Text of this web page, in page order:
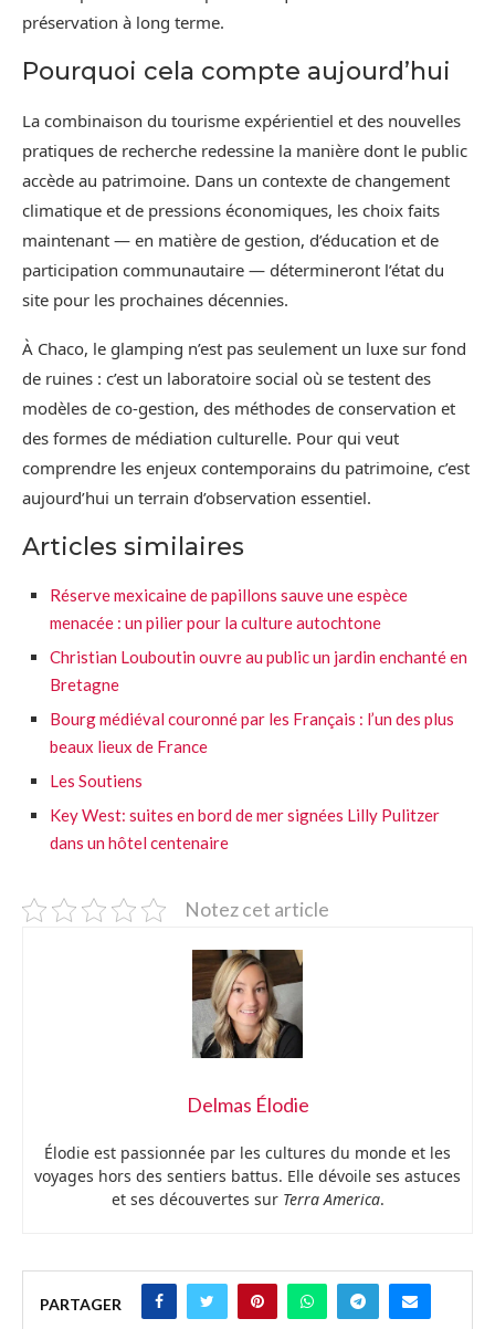
préservation à long terme.
Pourquoi cela compte aujourd’hui
La combinaison du tourisme expérientiel et des nouvelles
pratiques de recherche redessine la manière dont le public
accède au patrimoine. Dans un contexte de changement
climatique et de pressions économiques, les choix faits
maintenant — en matière de gestion, d’éducation et de
participation communautaire — détermineront l’état du
site pour les prochaines décennies.
À Chaco, le glamping n’est pas seulement un luxe sur fond
de ruines : c’est un laboratoire social où se testent des
modèles de co-gestion, des méthodes de conservation et
des formes de médiation culturelle. Pour qui veut
comprendre les enjeux contemporains du patrimoine, c’est
aujourd’hui un terrain d’observation essentiel.
Articles similaires
Réserve mexicaine de papillons sauve une espèce
menacée : un pilier pour la culture autochtone
Christian Louboutin ouvre au public un jardin enchanté en
Bretagne
Bourg médiéval couronné par les Français : l’un des plus
beaux lieux de France
Les Soutiens
Key West: suites en bord de mer signées Lilly Pulitzer
dans un hôtel centenaire
Notez cet article
Delmas Élodie
Élodie est passionnée par les cultures du monde et les
voyages hors des sentiers battus. Elle dévoile ses astuces
et ses découvertes sur Terra America.
PARTAGER